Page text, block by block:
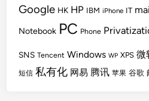
Google HK HP IBM iPhone IT
Notebook PC Phone
SNS Tencent Windows WP XPS 微
短信 私有化 网易 腾讯 苹果 谷歌